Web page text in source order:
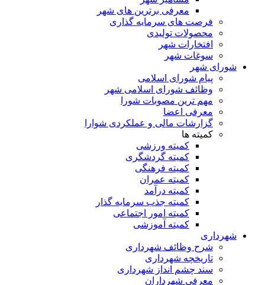
معرفی برترین های شهر
فرصت های سرمایه گذاری
محصولات تولیدی
افتخارات شهر
سوغات شهر
شورای شهر
پیام شورای اسلامی
وظائف شورای اسلامی شهر
مهم ترین مصوبات شورا
معرفی اعضا
گزارشات مالی و عملکردی شوارا
کمیته ها
کمیته ورزشی
کمیته گردشگری
کمیته فرهنگی
کمیته عمران
کمیته درآمد
کمیته جذب سرمایه گذار
کمیته امور اجتماعی
کمیته آموزشی
شهرداری
شرح وظائف شهرداری
تاریخچه شهرداری
سند چشم انداز شهرداری
معرفی شهرداران